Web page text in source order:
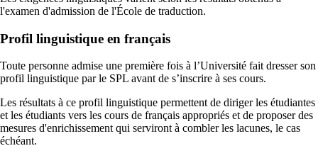
l'examen d'admission de l'École de traduction.
Profil linguistique en français
Toute personne admise une première fois à l’Université fait dresser son
profil linguistique par le SPL avant de s’inscrire à ses cours.
Les résultats à ce profil linguistique permettent de diriger les étudiantes
et les étudiants vers les cours de français appropriés et de proposer des
mesures d'enrichissement qui serviront à combler les lacunes, le cas
échéant.